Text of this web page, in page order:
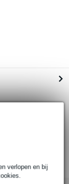
verlopen en bij
75mm